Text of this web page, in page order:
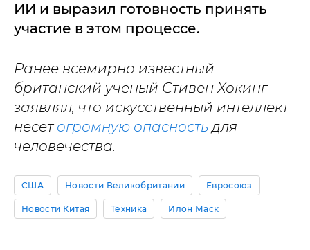
ИИ и выразил готовность принять
участие в этом процессе.
Ранее всемирно известный
британский ученый Стивен Хокинг
заявлял, что искусственный интеллект
несет огромную опасность для
человечества.
США Новости Великобритании Евросоюз
Новости Китая Техника Илон Маск